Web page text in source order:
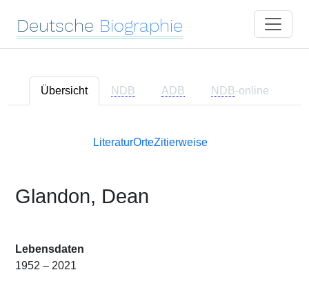
Deutsche Biographie
Übersicht NDB ADB NDB-online
LiteraturOrteZitierweise
Glandon, Dean
Lebensdaten
1952 – 2021